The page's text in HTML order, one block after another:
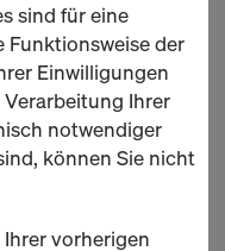
DokaXlight
sind für eine
der
Einwilligungen
Ihrer
notwendiger
können Sie nicht
vorherigen